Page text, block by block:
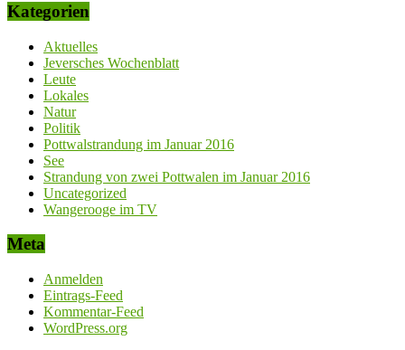
Kategorien
Aktuelles
Jeversches Wochenblatt
Leute
Lokales
Natur
Politik
Pottwalstrandung im Januar 2016
See
Strandung von zwei Pottwalen im Januar 2016
Uncategorized
Wangerooge im TV
Meta
Anmelden
Eintrags-Feed
Kommentar-Feed
WordPress.org